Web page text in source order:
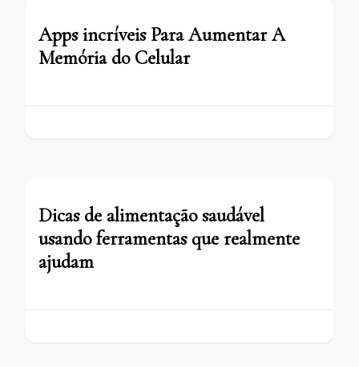
Apps incríveis Para Aumentar A
Memória do Celular
Dicas de alimentação saudável
usando ferramentas que realmente
ajudam